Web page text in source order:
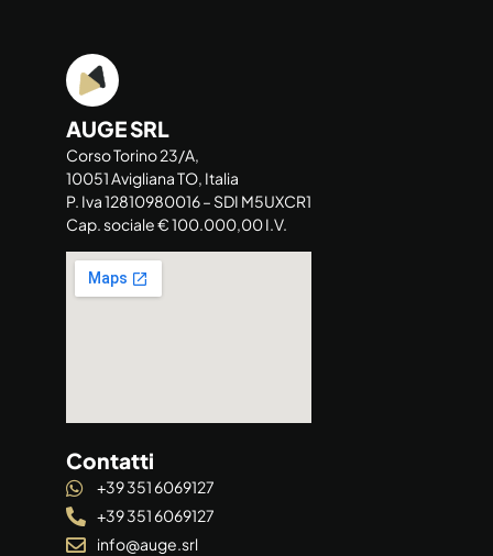
AUGE SRL
Corso Torino 23/A,
10051 Avigliana TO, Italia
P. Iva 12810980016 – SDI M5UXCR1
Cap. sociale € 100.000,00 I.V.
Contatti
+39 351 6069127
+39 351 6069127
info@auge.srl